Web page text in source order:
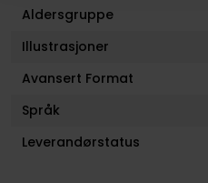
Aldersgruppe
Illustrasjoner
Avansert Format
Språk
Leverandørstatus